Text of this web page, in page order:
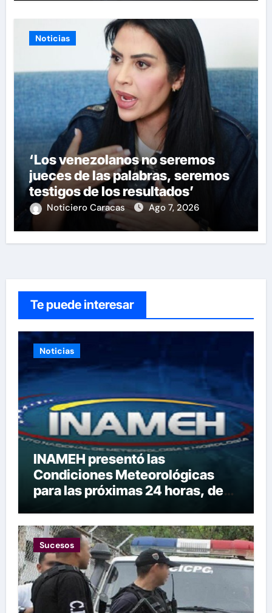
Noticias
‘Los venezolanos no seremos
jueces de las palabras, seremos
testigos de los resultados’
Noticiero Caracas Ago 7, 2026
Te puede interesar
Noticias
INAMEH presentó las
Condiciones Meteorológicas
para las próximas 24 horas, de
Sucesos